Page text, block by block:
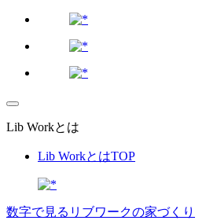
Lib Workとは
Lib WorkとはTOP
数字で⾒るリブワークの家づくり